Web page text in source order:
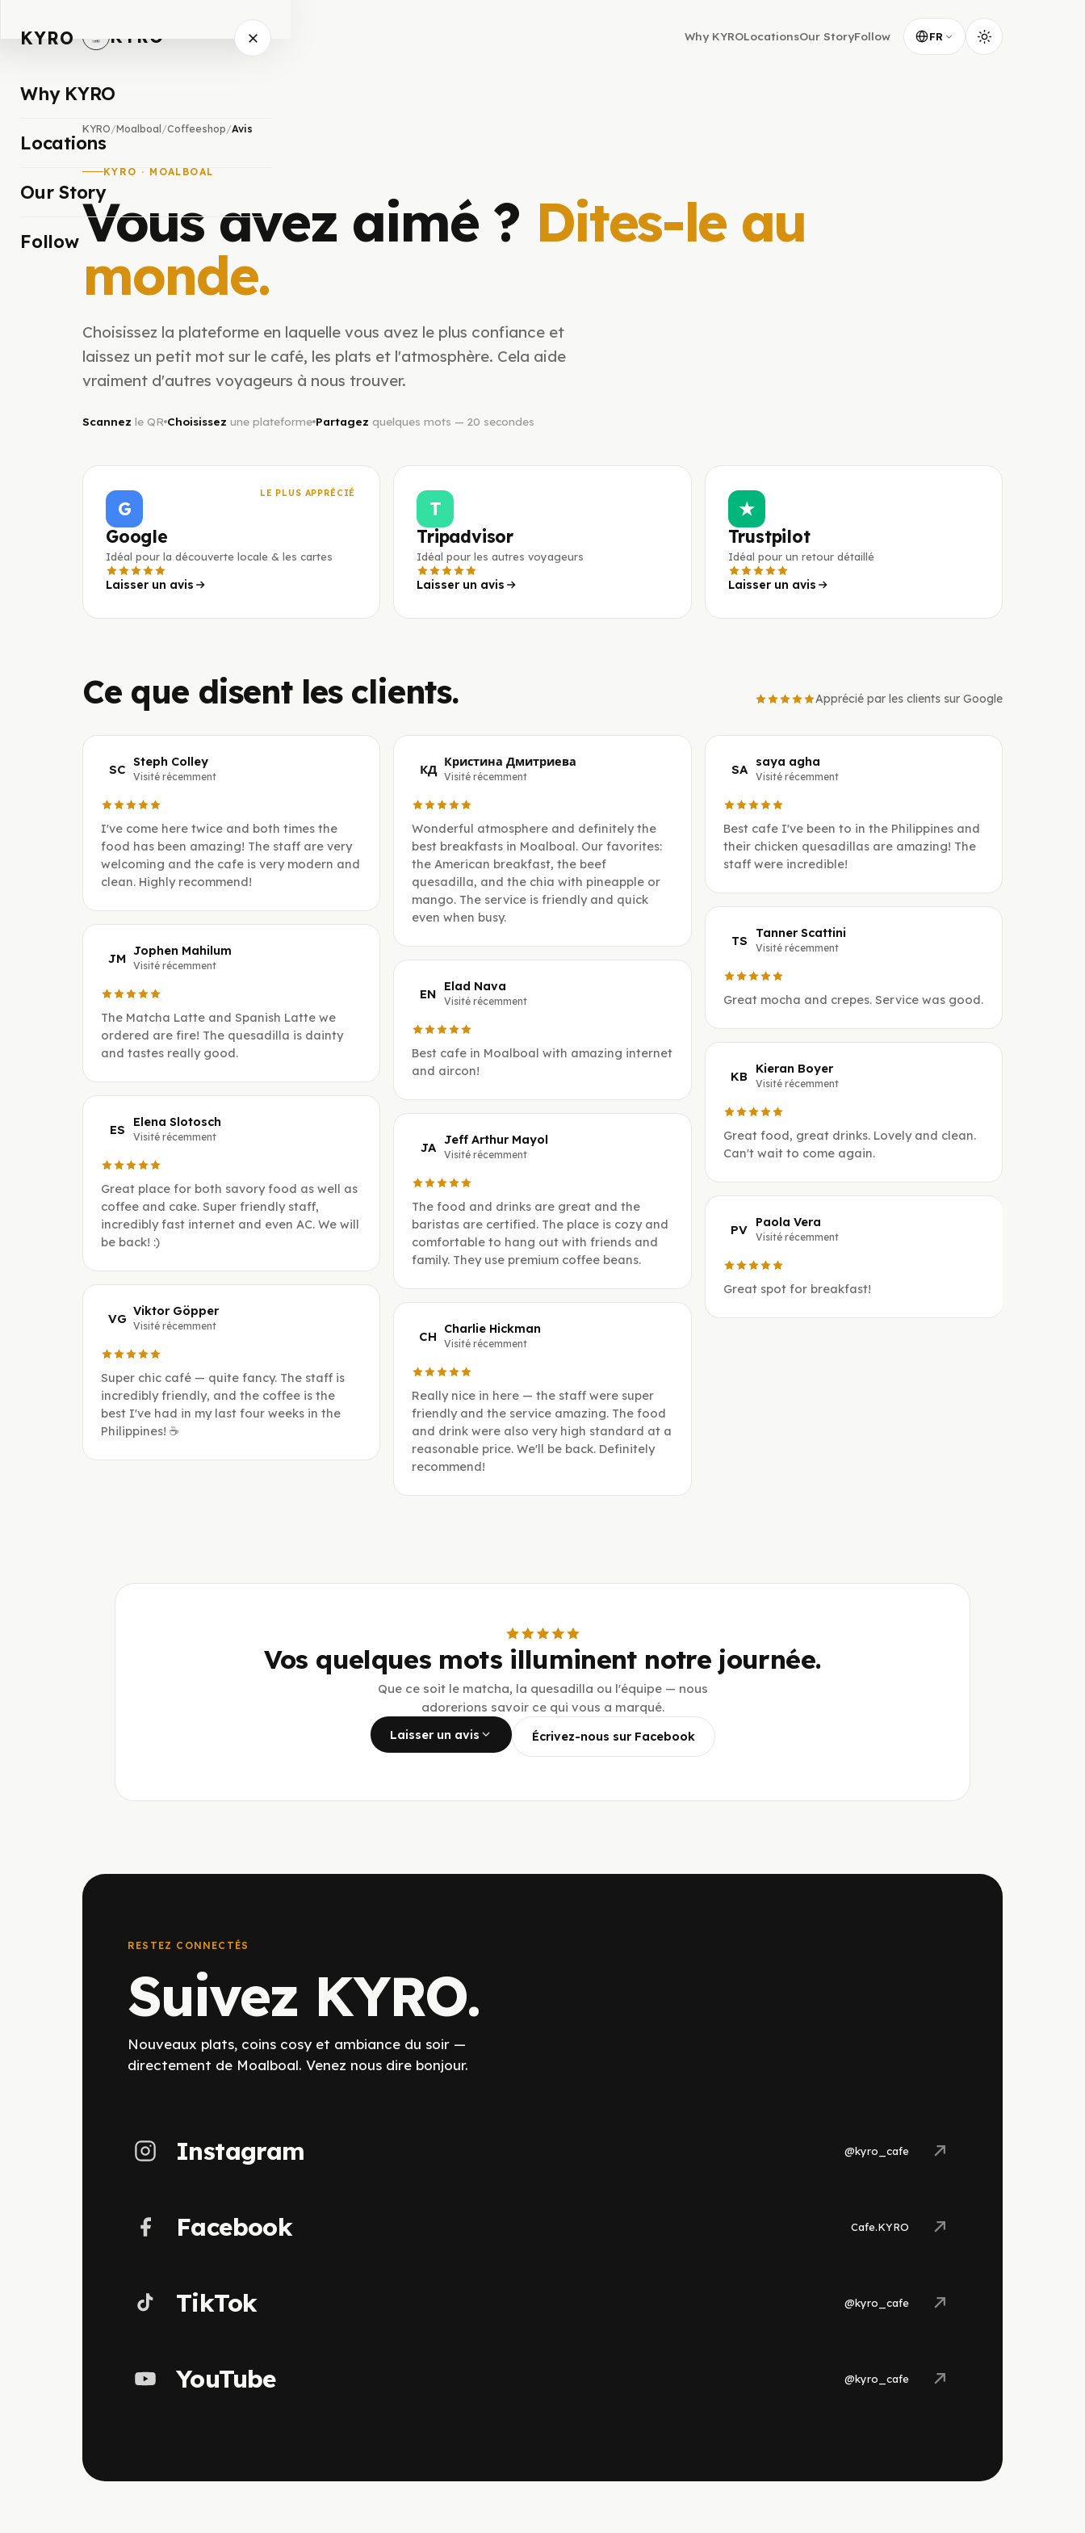
KYRO Why KYROLocationsOur StoryFollow FR
KYRO
Why KYRO
Locations
Our Story
Follow
KYRO/Moalboal/Coffeeshop/Avis
KYRO · MOALBOAL
Vous avez aimé ? Dites-le au
monde.
Choisissez la plateforme en laquelle vous avez le plus confiance et
laissez un petit mot sur le café, les plats et l'atmosphère. Cela aide
vraiment d'autres voyageurs à nous trouver.
Scannez le QR Choisissez une plateforme Partagez quelques mots — 20 secondes
LE PLUS APPRÉCIÉ
G
Google
Idéal pour la découverte locale & les cartes
Laisser un avis
T
Tripadvisor
Idéal pour les autres voyageurs
Laisser un avis
★
Trustpilot
Idéal pour un retour détaillé
Laisser un avis
Ce que disent les clients. Apprécié par les clients sur Google
SC
Steph Colley
Visité récemment
I've come here twice and both times the
food has been amazing! The staff are very
welcoming and the cafe is very modern and
clean. Highly recommend!
JM
Jophen Mahilum
Visité récemment
The Matcha Latte and Spanish Latte we
ordered are fire! The quesadilla is dainty
and tastes really good.
ES
Elena Slotosch
Visité récemment
Great place for both savory food as well as
coffee and cake. Super friendly staff,
incredibly fast internet and even AC. We will
be back! :)
VG
Viktor Göpper
Visité récemment
Super chic café — quite fancy. The staff is
incredibly friendly, and the coffee is the
best I've had in my last four weeks in the
Philippines! ☕️
КД
Кристина Дмитриева
Visité récemment
Wonderful atmosphere and definitely the
best breakfasts in Moalboal. Our favorites:
the American breakfast, the beef
quesadilla, and the chia with pineapple or
mango. The service is friendly and quick
even when busy.
EN
Elad Nava
Visité récemment
Best cafe in Moalboal with amazing internet
and aircon!
JA
Jeff Arthur Mayol
Visité récemment
The food and drinks are great and the
baristas are certified. The place is cozy and
comfortable to hang out with friends and
family. They use premium coffee beans.
CH
Charlie Hickman
Visité récemment
Really nice in here — the staff were super
friendly and the service amazing. The food
and drink were also very high standard at a
reasonable price. We'll be back. Definitely
recommend!
SA
saya agha
Visité récemment
Best cafe I've been to in the Philippines and
their chicken quesadillas are amazing! The
staff were incredible!
TS
Tanner Scattini
Visité récemment
Great mocha and crepes. Service was good.
KB
Kieran Boyer
Visité récemment
Great food, great drinks. Lovely and clean.
Can't wait to come again.
PV
Paola Vera
Visité récemment
Great spot for breakfast!
Vos quelques mots illuminent notre journée.
Que ce soit le matcha, la quesadilla ou l'équipe — nous
adorerions savoir ce qui vous a marqué.
Laisser un avis
Écrivez-nous sur Facebook
RESTEZ CONNECTÉS
Suivez KYRO.
Nouveaux plats, coins cosy et ambiance du soir —
directement de Moalboal. Venez nous dire bonjour.
Instagram @kyro_cafe
Facebook Cafe.KYRO
TikTok @kyro_cafe
YouTube @kyro_cafe